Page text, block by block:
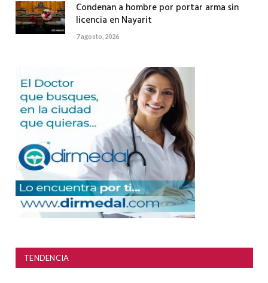
Condenan a hombre por portar arma sin
licencia en Nayarit
7 agosto, 2026
TENDENCIA